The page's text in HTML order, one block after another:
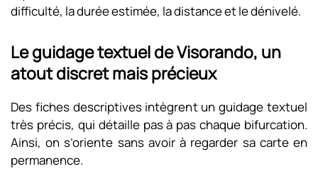
difficulté, la durée estimée, la distance et le dénivelé.
Le guidage textuel de Visorando, un
atout discret mais précieux
Des fiches descriptives intègrent un guidage textuel
très précis, qui détaille pas à pas chaque bifurcation.
Ainsi, on s’oriente sans avoir à regarder sa carte en
permanence.